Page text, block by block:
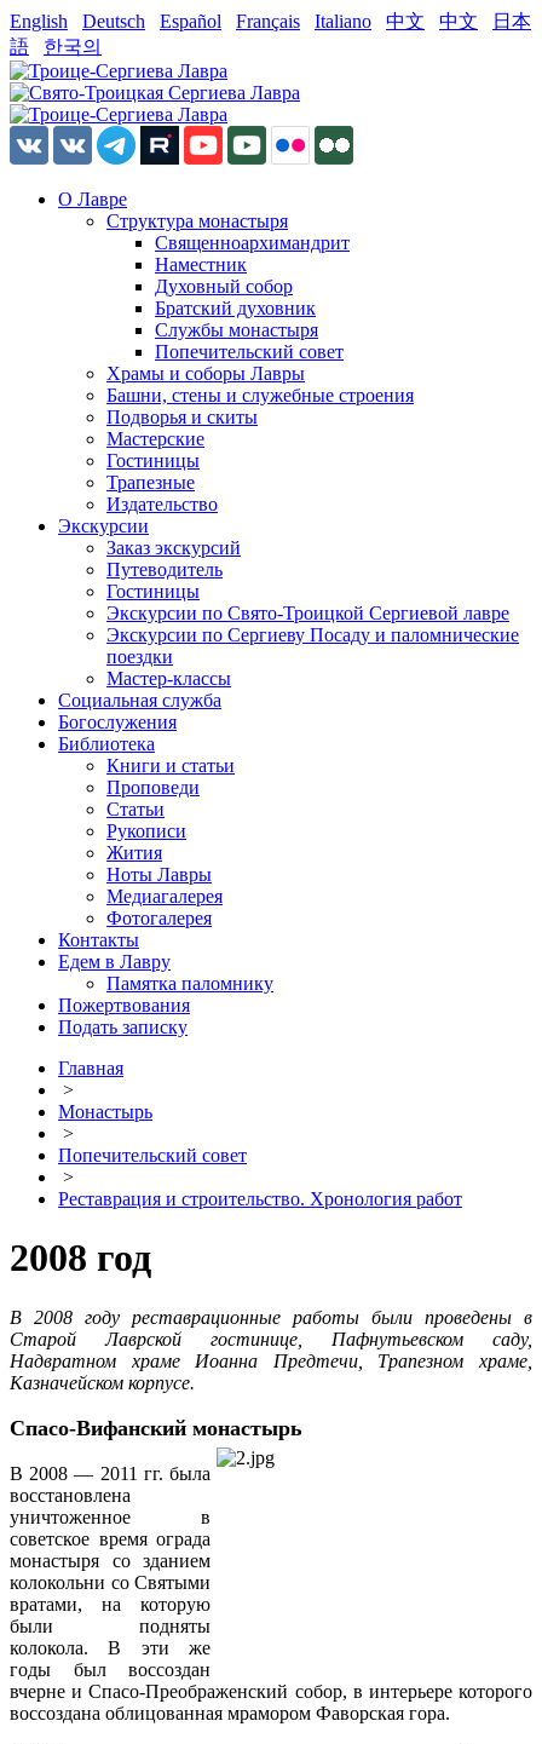
English Deutsch Español Français Italiano 中文 中文
日本
語
한국의
О Лавре
Структура монастыря
Священноархимандрит
Наместник
Духовный собор
Братский духовник
Службы монастыря
Попечительский совет
Храмы и соборы Лавры
Башни, стены и служебные строения
Подворья и скиты
Мастерские
Гостиницы
Трапезные
Издательство
Экскурсии
Заказ экскурсий
Путеводитель
Гостиницы
Экскурсии по Свято-Троицкой Сергиевой лавре
Экскурсии по Сергиеву Посаду и паломнические
поездки
Мастер-классы
Социальная служба
Богослужения
Библиотека
Книги и статьи
Проповеди
Статьи
Рукописи
Жития
Ноты Лавры
Медиагалерея
Фотогалерея
Контакты
Едем в Лавру
Памятка паломнику
Пожертвования
Подать записку
Главная
>
Монастырь
>
Попечительский совет
>
Реставрация и строительство. Хронология работ
2008 год
В 2008 году реставрационные работы были проведены в
Старой Лаврской гостинице, Пафнутьевском саду,
Надвратном храме Иоанна Предтечи, Трапезном храме,
Казначейском корпусе.
Спасо-Вифанский монастырь
В 2008 — 2011 гг. была
восстановлена
уничтоженное в
советское время ограда
монастыря со зданием
колокольни со Святыми
вратами, на которую
были подняты
колокола. В эти же
годы был воссоздан
вчерне и Спасо-Преображенский собор, в интерьере которого
воссоздана облицованная мрамором Фаворская гора.